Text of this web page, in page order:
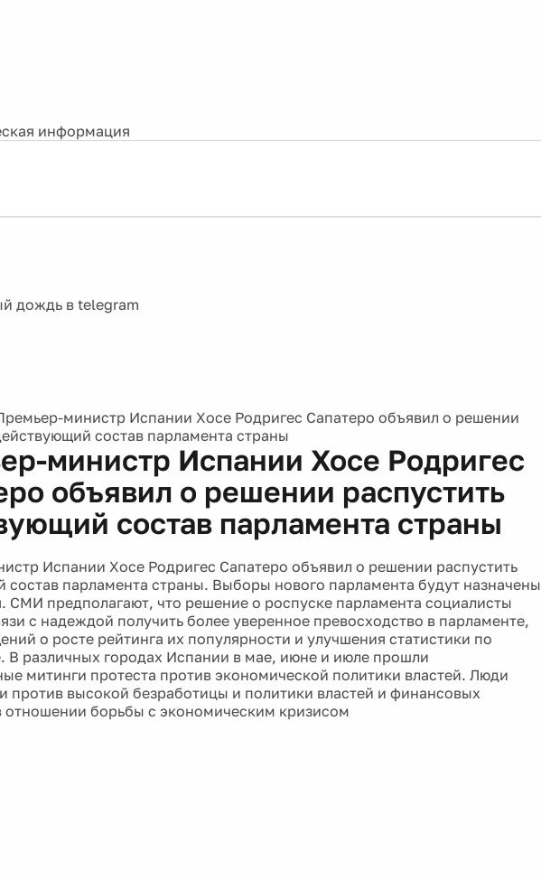
информация
министр Испании Хосе Родригес Сапатеро объявил о решении
состав парламента страны
министр Испании Хосе Родригес
объявил о решении распустить
состав парламента страны
Испании Хосе Родригес Сапатеро объявил о решении распустить
состав парламента страны. Выборы нового парламента будут назначены
СМИ предполагают, что решение о роспуске парламента социалисты
с надеждой получить более уверенное превосходство в парламенте,
о росте рейтинга их популярности и улучшения статистики по
В различных городах Испании в мае, июне и июле прошли
митинги протеста против экономической политики властей. Люди
против высокой безработицы и политики властей и финансовых
отношении борьбы с экономическим кризисом